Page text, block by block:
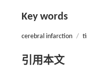
Key words
cerebral infarction /
引用本文